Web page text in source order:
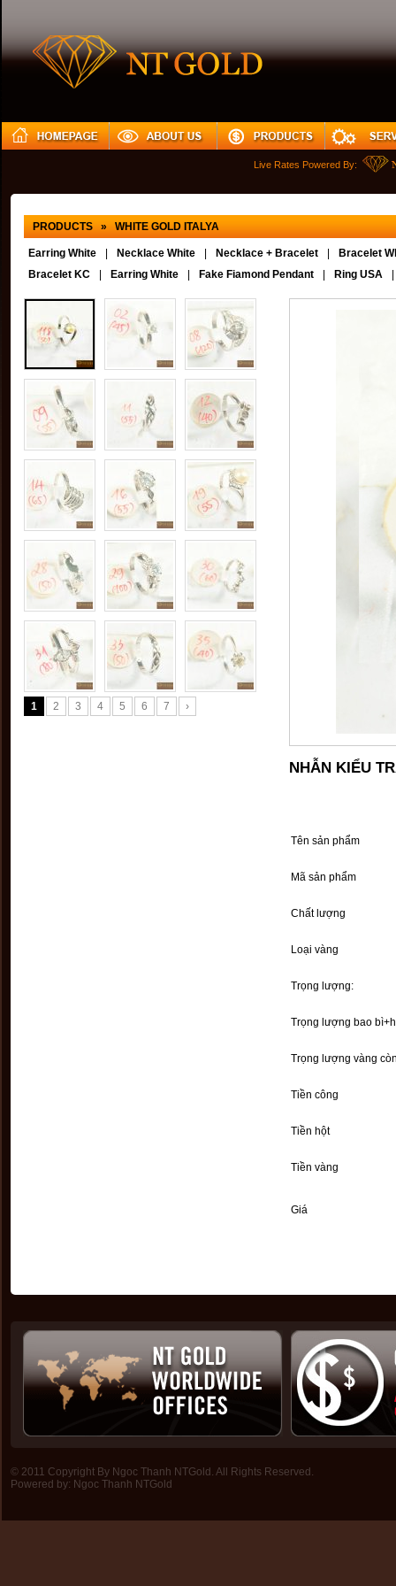
Live Rates Powered By:
PRODUCTS » WHITE GOLD ITALYA
Earring White Necklace White Necklace + Bracelet
Bracelet
Bracelet KC
Earring White Fake Fiamond Pendant Ring USA
1 2 3 4 5 6 7 ›
NHẪN KIỂU
Tên sản phẩm
Mã sản phẩm
Chất lượng
Loại vàng
Trọng lượng:
Trọng lượng bao
Trọng lượng vàng
Tiền công
Tiền hột
Tiền vàng
Giá
© 2011 Copyright By Ngoc Thanh NTGold. All Rights Reserved.
Powered by: Ngoc Thanh NTGold